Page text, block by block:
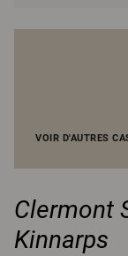
VOIR D'AUTRES
Clermont
Kinnarps